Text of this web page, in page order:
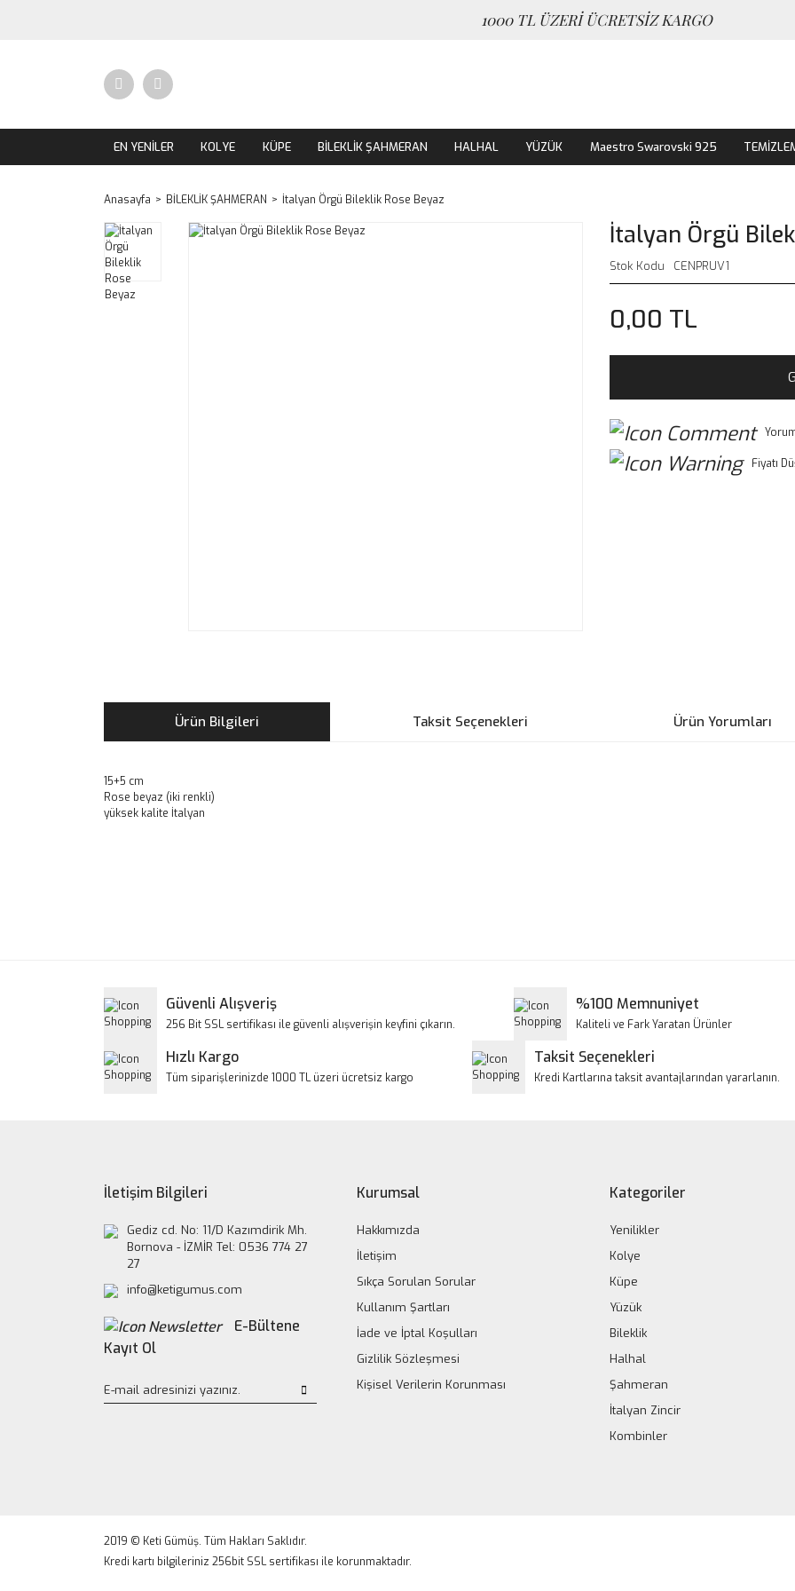
1000 TL ÜZERİ ÜCRETSİZ KARGO
EN YENİLER KOLYE KÜPE BİLEKLİK ŞAHMERAN HALHAL YÜZÜK Maestro Swarovski 925
Anasayfa BİLEKLİK ŞAHMERAN İtalyan Örgü Bileklik Rose Beyaz
İtalyan Örgü
Stok Kodu CENPRUV1
0,00 TL
Fiyatı
Ürün Bilgileri Taksit Seçenekleri Ürün Yorumları
15+5 cm
Rose beyaz (iki renkli)
yüksek kalite İtalyan
Ürün fiyatı diğer sitelerden daha pahalı.
Güvenli Alışveriş
256 Bit SSL sertifikası ile güvenli alışverişin keyfini çıkarın.
%100 Memnuniyet
Kaliteli ve Fark Yaratan Ürünler
Hızlı Kargo
Tüm siparişlerinizde 1000 TL üzeri ücretsiz kargo
Taksit Seçenekleri
Kredi Kartlarına taksit avantajlarından yararlanın.
İletişim Bilgileri
Gediz cd. No: 11/D Kazımdirik Mh.
Bornova - İZMİR Tel: 0536 774 27
27
info@ketigumus.com
E-Bültene
Kayıt Ol
Kurumsal
Hakkımızda
İletişim
Sıkça Sorulan Sorular
Kullanım Şartları
İade ve İptal Koşulları
Gizlilik Sözleşmesi
Kişisel Verilerin Korunması
Kategoriler
Yenilikler
Kolye
Küpe
Yüzük
Bileklik
Halhal
Şahmeran
İtalyan Zincir
Kombinler
2019 © Keti Gümüş. Tüm Hakları Saklıdır.
Kredi kartı bilgileriniz 256bit SSL sertifikası ile korunmaktadır.